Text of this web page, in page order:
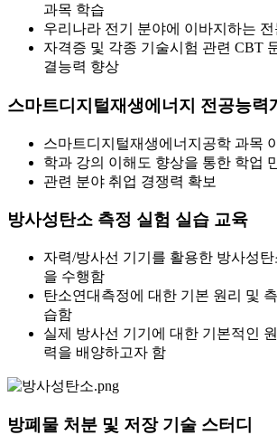
과목 학습
우리나라 전기 분야에 이바지하는
자격증 및 각종 기술시험 관련 CBT
결능력 향상
스마트디지털재생에너지 전공능력
스마트디지털재생에너지공학 과목
학과 강의 이해도 향상을 통한 학업
관련 분야 취업 경쟁력 확보
방사성탄소 측정 실험 실습 교육
자력/방사선 기기를 활용한 방사성
을 수행함
탄소연대측정에 대한 기본 원리 및
습함
실제 방사선 기기에 대한 기본적인
력을 배양하고자 함
방폐물 처분 및 저장 기술 스터디